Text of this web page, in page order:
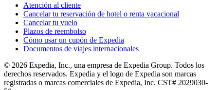
Atención al cliente
Cancelar tu reservación de hotel o renta vacacional
Cancelar tu vuelo
Plazos de reembolso
Cómo usar un cupón de Expedia
Documentos de viajes internacionales
© 2026 Expedia, Inc., una empresa de Expedia Group. Todos los
derechos reservados. Expedia y el logo de Expedia son marcas
registradas o marcas comerciales de Expedia, Inc. CST# 2029030-